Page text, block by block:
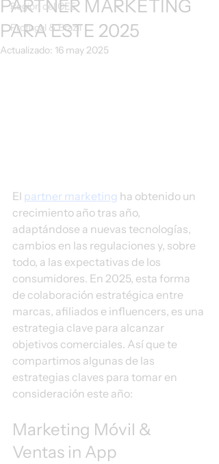
Región del CEE
Protugal & Brazil
PARTNER MARKETING
PARA ESTE 2025
Actualizado: 16 may 2025
El partner marketing ha obtenido un
crecimiento año tras año,
adaptándose a nuevas tecnologías,
cambios en las regulaciones y, sobre
todo, a las expectativas de los
consumidores. En 2025, esta forma
de colaboración estratégica entre
marcas, afiliados e influencers, es una
estrategia clave para alcanzar
objetivos comerciales. Así que te
compartimos algunas de las
estrategias claves para tomar en
consideración este año:
Marketing Móvil &
Ventas in App